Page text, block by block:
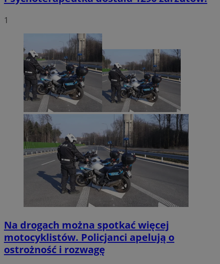
1
Na drogach można spotkać więcej
motocyklistów. Policjanci apelują o
ostrożność i rozwagę